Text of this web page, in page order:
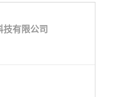
有限公司